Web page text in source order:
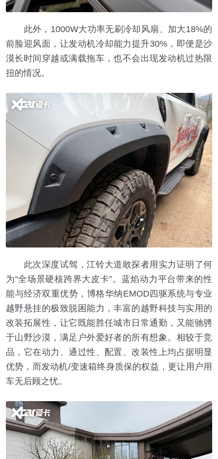
此外，1000W大功率无刷冷却风扇、加大18%的
前脸迎风面，让发动机冷却能力提升30%，即便是沙
漠长时间穿越或满载拖车，也不会出现发动机过热限
扭的情况。
此次深度试驾，江铃大道敢探者用实力证明了何
为“全场景硬核跨界大皮卡”。蓝焰动力平台带来的性
能与经济双重优势，博格华纳EMOD四驱系统与专业
越野悬挂的极致脱困能力，丰富的越野科技与实用的
改装拓展性，让它既能胜任城市日常通勤，又能驰骋
于山野沙漠，满足户外爱好者的所有想象。相较于竞
品，它在动力、通过性、配置、改装性上均占据明显
优势，而发动机/变速箱终身质保的权益，更让用户用
车无后顾之忧。